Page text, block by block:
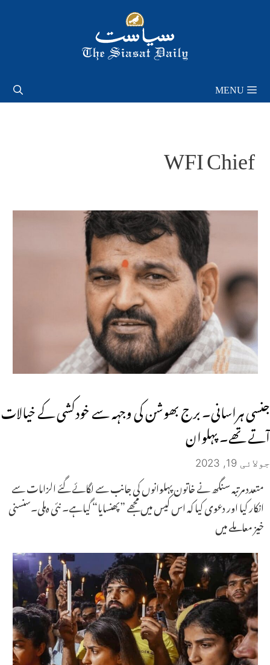
MENU
WFI Chief
جنسی ہراسانی۔ برج بھوشن کی وجہہ سے خودکشی کے خیالات
آتے تھے۔ پہلوان
جولائی 19, 2023
متعدد مرتبہ سنگھ نے خاتون پہلوانوں کی جانب سے لگائے گئے الزامات سے
انکار کیا اور دعوی کیا کہ اس کیس میں مجھے ”پھنسایا“ گیاہے۔ نئی دہلی۔سنسنی
خیز معاملے میں